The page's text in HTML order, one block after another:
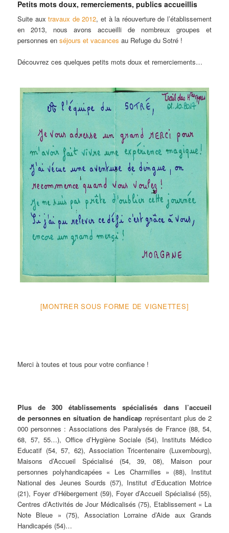
Petits mots doux, remerciements, publics accueillis
Suite auxtravaux de 2012, et à la réouverture de l’établissement
en 2013, nous avons accueilli de nombreux groupes et
personnes enséjours et vacances au Refuge du Sotré !
Découvrez ces quelques petits mots doux et remerciements…
[MONTRER SOUS FORME DE VIGNETTES]
Merci à toutes et tous pour votre confiance !
Plus de 300 établissements spécialisés dans l’accueil
de personnes en situation de handicap représentant plus de 2
000 personnes : Associations des Paralysés de France (88, 54,
68, 57, 55…), Office d’Hygiène Sociale (54), Instituts Médico
Educatif (54, 57, 62), Association Tricentenaire (Luxembourg),
Maisons d’Accueil Spécialisé (54, 39, 08), Maison pour
personnes polyhandicapées « Les Charmilles » (88), Institut
National des Jeunes Sourds (57), Institut d’Education Motrice
(21), Foyer d’Hébergement (59), Foyer d’Accueil Spécialisé (55),
Centres d’Activités de Jour Médicalisés (75), Etablissement « La
Note Bleue » (75), Association Lorraine d’Aide aux Grands
Handicapés (54)…